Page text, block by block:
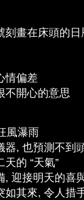
刻畫在床頭的日
情偏差
不開心的意思
風瀑雨
器, 也預測不到
的 “天氣”
, 迎接明天的喜
如其來, 令人措